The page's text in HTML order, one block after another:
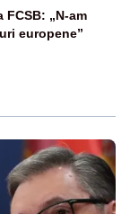
„N-am
europene”